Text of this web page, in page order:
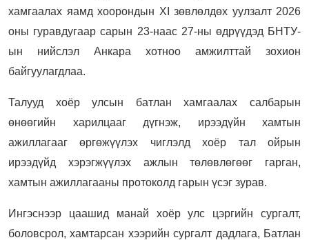
хамгаалах яамд хоорондын XI зөвлөлдөх уулзалт 2026
оны гуравдугаар сарын 23-наас 27-ны өдрүүдэд БНТУ-
ын нийслэл Анкара хотноо амжилттай зохион
байгуулагдлаа.
Талууд хоёр улсын батлан хамгаалах салбарын
өнөөгийн харилцааг дүгнэж, ирээдүйн хамтын
ажиллагааг өргөжүүлэх чиглэлд хоёр тал ойрын
ирээдүйд хэрэгжүүлэх ажлын төлөвлөгөөг гарган,
хамтын ажиллагааны протоколд гарын үсэг зурав.
Ингэснээр цаашид манай хоёр улс цэргийн сургалт,
боловсрол, хамтарсан хээрийн сургалт дадлага, Батлан